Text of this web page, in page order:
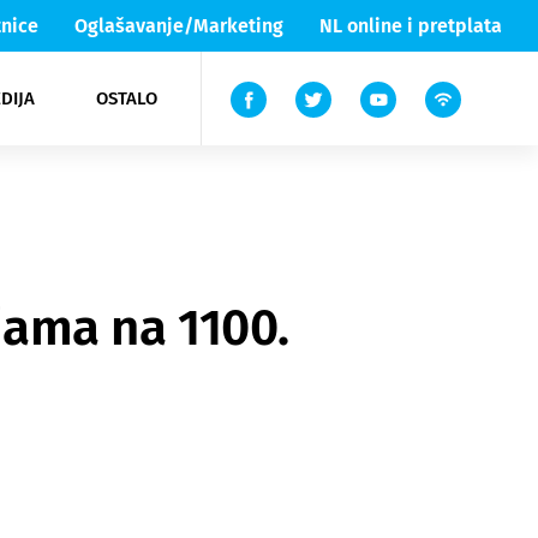
Oglašavanje/Marketing NL online i pretplata
OSTALO
Lika & Senj
TV
na 1100.